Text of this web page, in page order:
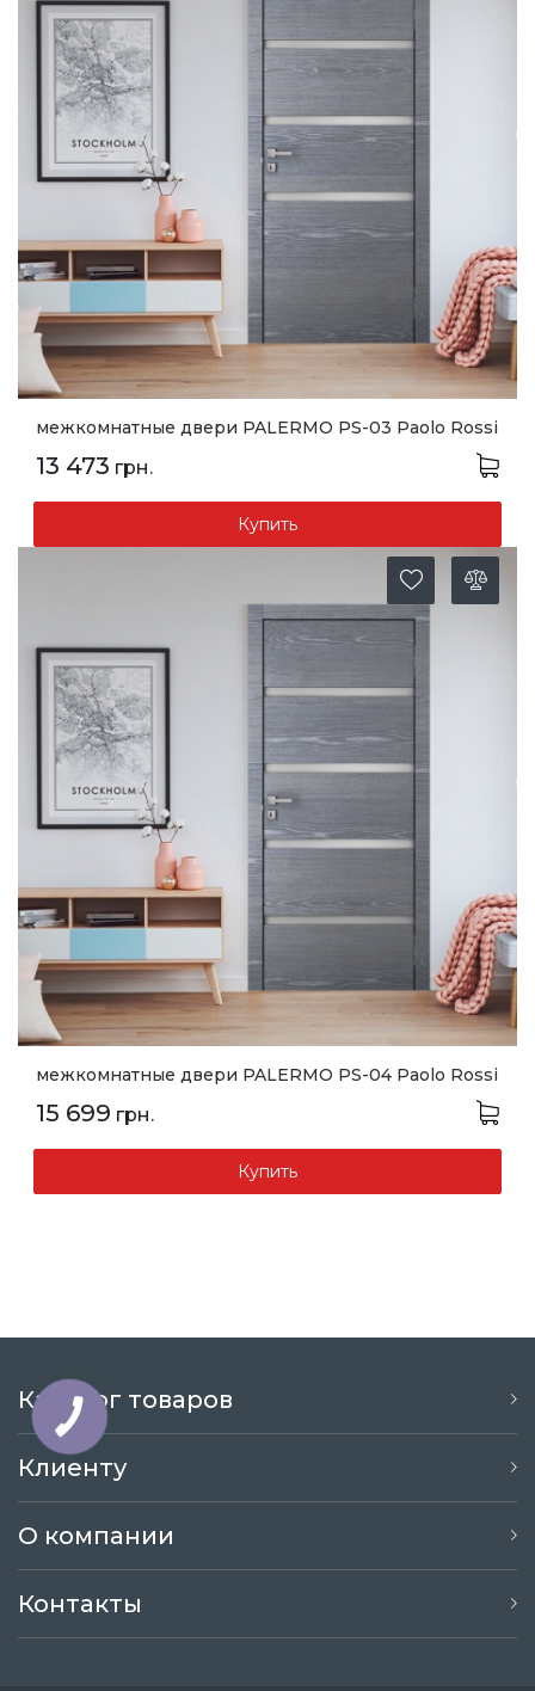
межкомнатные двери PALERMO PS-03 Paolo Rossi
13 473 грн.
Купить
межкомнатные двери PALERMO PS-04 Paolo Rossi
15 699 грн.
Купить
Каталог товаров
Клиенту
О компании
Контакты